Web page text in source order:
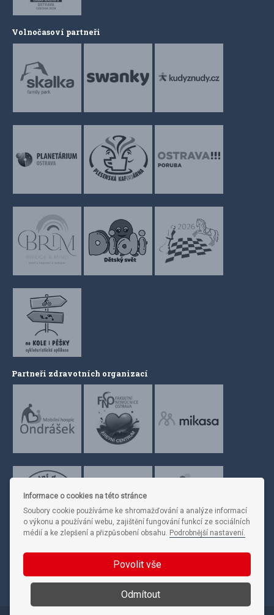
Volnočasoví partneři
Partneři zdravotních organizací
Informace o cookies na této stránce
Soubory cookie používáme ke shromažďování a analýze informací
o výkonu a používání webu, zajištění fungování funkcí ze sociálních
médií a ke zlepšení a přizpůsobení obsahu. Podrobnější nastavení.
Povolit vše
Odmítout